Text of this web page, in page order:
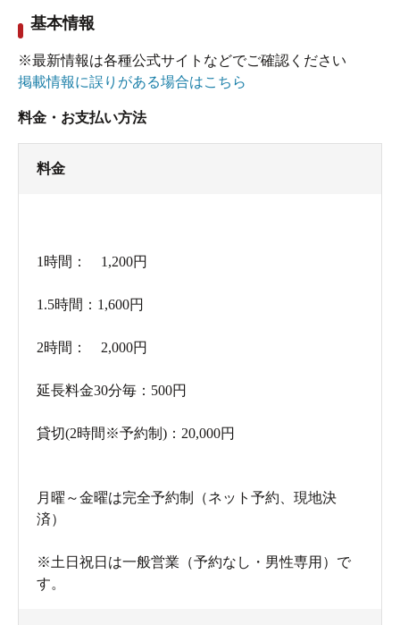
基本情報
※最新情報は各種公式サイトなどでご確認ください
掲載情報に誤りがある場合はこちら
料金・お支払い方法
料金
1時間： 1,200円
1.5時間：1,600円
2時間： 2,000円
延長料金30分毎：500円
貸切(2時間※予約制)：20,000円
月曜～金曜は完全予約制（ネット予約、現地決
済）
※土日祝日は一般営業（予約なし・男性専用）で
す。